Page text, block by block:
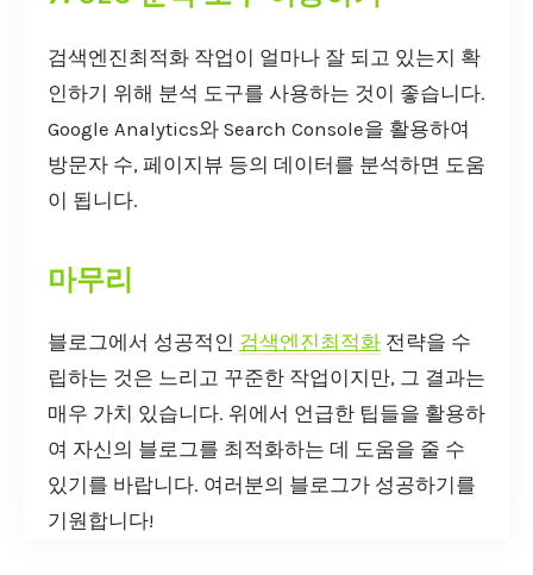
검색엔진최적화 작업이 얼마나 잘 되고 있는지 확
인하기 위해 분석 도구를 사용하는 것이 좋습니다.
Google Analytics와 Search Console을 활용하여
방문자 수, 페이지뷰 등의 데이터를 분석하면 도움
이 됩니다.
마무리
블로그에서 성공적인 검색엔진최적화 전략을 수
립하는 것은 느리고 꾸준한 작업이지만, 그 결과는
매우 가치 있습니다. 위에서 언급한 팁들을 활용하
여 자신의 블로그를 최적화하는 데 도움을 줄 수
있기를 바랍니다. 여러분의 블로그가 성공하기를
기원합니다!